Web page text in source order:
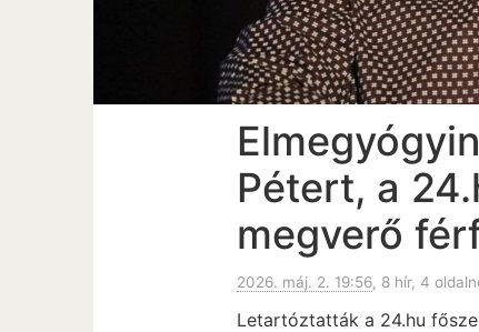
Pétert, a
megverő
2026. máj. 2. 19:56, 8 hír, 4
Letartóztatták a 24.hu